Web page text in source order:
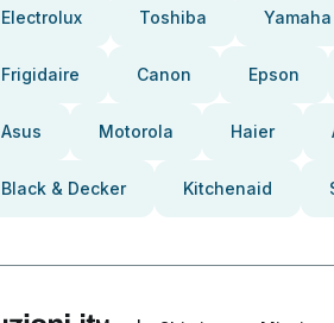
Electrolux Toshiba Yamaha
Frigidaire Canon Epson
Asus Motorola Haier
Black & Decker Kitchenaid